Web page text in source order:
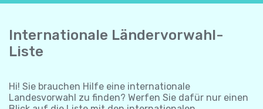
Internationale Ländervorwahl-
Liste
Hi! Sie brauchen Hilfe eine internationale
Landesvorwahl zu finden? Werfen Sie dafür nur einen